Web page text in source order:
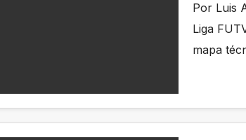
Por Luis
Liga
mapa